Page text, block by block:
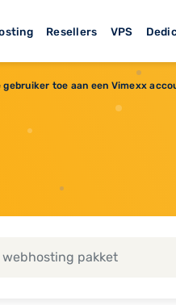
Resellers VPS
gebruiker toe aan een Vimexx